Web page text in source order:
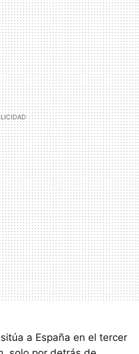
a España en el tercer